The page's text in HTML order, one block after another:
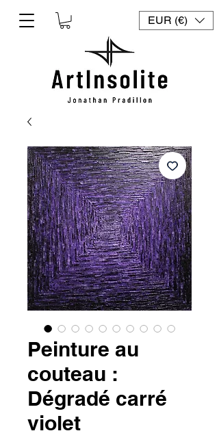
EUR (€)
Peinture au
couteau :
Dégradé carré
violet